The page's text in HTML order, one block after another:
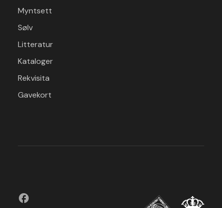
Myntsett
Sølv
Litteratur
Kataloger
Rekvisita
Gavekort
facebook